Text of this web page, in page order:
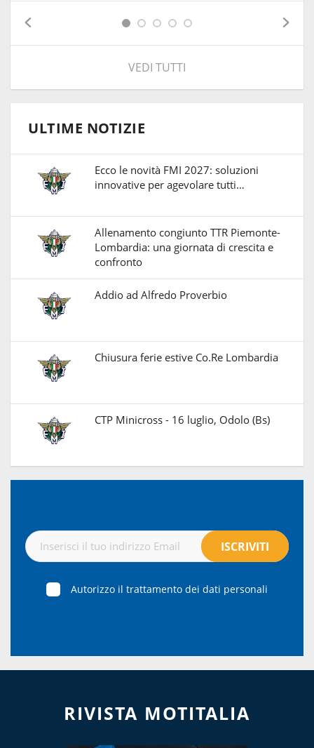
VEDI TUTTI
ULTIME NOTIZIE
Ecco le novità FMI 2027: soluzioni
innovative per agevolare tutti…
Allenamento congiunto TTR Piemonte-
Lombardia: una giornata di crescita e
confronto
Addio ad Alfredo Proverbio
Chiusura ferie estive Co.Re Lombardia
CTP Minicross - 16 luglio, Odolo (Bs)
Autorizzo il trattamento dei dati personali
RIVISTA MOTITALIA